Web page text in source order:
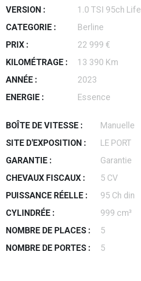
VERSION :
1.0 TSI 95ch Life
CATEGORIE :
Berline
PRIX :
22 999 €
KILOMÉTRAGE :
13 390 Km
ANNÉE :
2023
ENERGIE :
Essence
BOÎTE DE VITESSE :
Manuelle
SITE D'EXPOSITION :
LE PORT
GARANTIE :
Garantie
CHEVAUX FISCAUX :
5 CV
PUISSANCE RÉELLE :
95 Ch din
CYLINDRÉE :
999 cm³
NOMBRE DE PLACES :
5
NOMBRE DE PORTES :
5